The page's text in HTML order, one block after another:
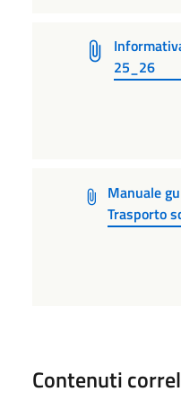
25_26
Manuale
Trasporto
Contenuti